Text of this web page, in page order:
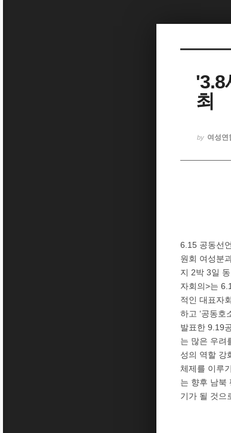
'3.8
최
by 여성연
6.15 공동선
원회 여성분
지 2박 3일
자회의>는
적인 대표자
하고 ‘공동호
발표한 9.19
는 많은 우려
성의 역할 강
체제를 이루
는 향후 남북
기가 될 것으
Sketchbook5, 스케치북5
Sketchbook5, 스케치북5